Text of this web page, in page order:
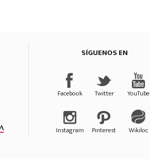
SÍGUENOS EN
Facebook Twitter YouTube
Instagram Pinterest Wikiloc